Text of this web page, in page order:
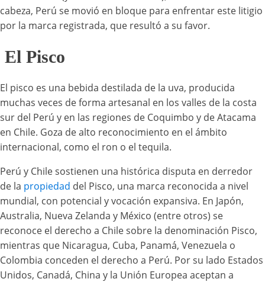
cabeza, Perú se movió en bloque para enfrentar este litigio
por la marca registrada, que resultó a su favor.
El Pisco
El pisco es una bebida destilada de la uva, producida
muchas veces de forma artesanal en los valles de la costa
sur del Perú y en las regiones de Coquimbo y de Atacama
en Chile. Goza de alto reconocimiento en el ámbito
internacional, como el ron o el tequila.
Perú y Chile sostienen una histórica disputa en derredor
de la propiedad del Pisco, una marca reconocida a nivel
mundial, con potencial y vocación expansiva. En Japón,
Australia, Nueva Zelanda y México (entre otros) se
reconoce el derecho a Chile sobre la denominación Pisco,
mientras que Nicaragua, Cuba, Panamá, Venezuela o
Colombia conceden el derecho a Perú. Por su lado Estados
Unidos, Canadá, China y la Unión Europea aceptan a